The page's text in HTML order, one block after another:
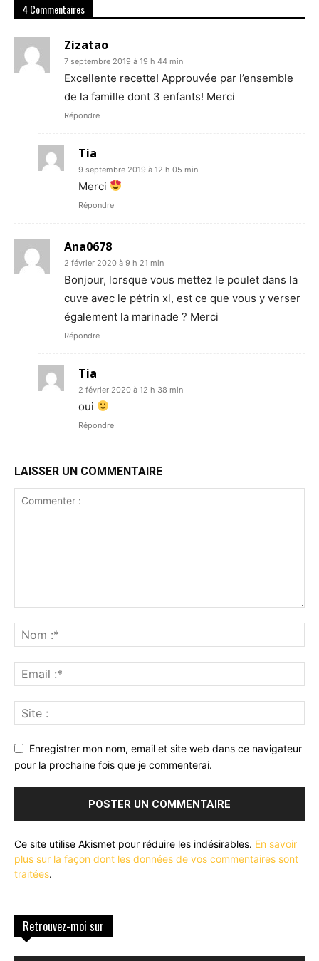
4 Commentaires
Zizatao
7 septembre 2019 à 19 h 44 min
Excellente recette! Approuvée par l’ensemble
de la famille dont 3 enfants! Merci
Répondre
Tia
9 septembre 2019 à 12 h 05 min
Merci
Répondre
Ana0678
2 février 2020 à 9 h 21 min
Bonjour, lorsque vous mettez le poulet dans la
cuve avec le pétrin xl, est ce que vous y verser
également la marinade ? Merci
Répondre
Tia
2 février 2020 à 12 h 38 min
oui
Répondre
LAISSER UN COMMENTAIRE
Enregistrer mon nom, email et site web dans ce navigateur
pour la prochaine fois que je commenterai.
Ce site utilise Akismet pour réduire les indésirables. En savoir
plus sur la façon dont les données de vos commentaires sont
traitées.
Retrouvez-moi sur